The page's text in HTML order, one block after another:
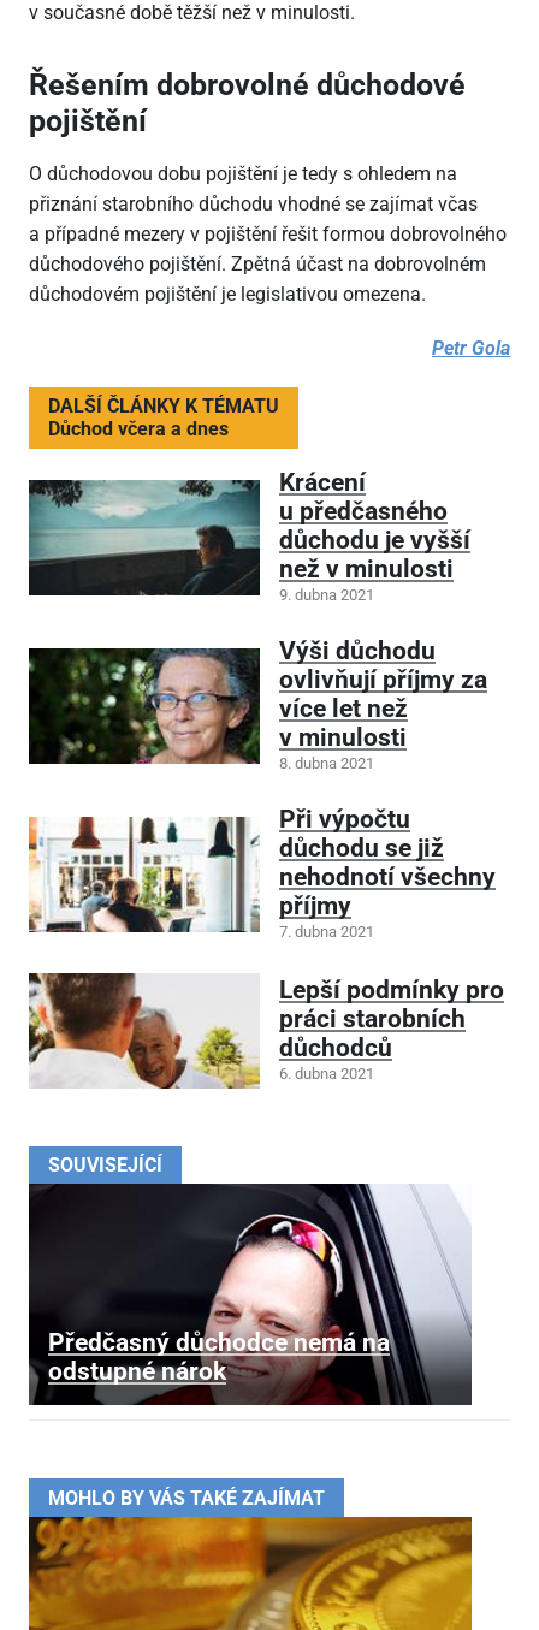
SOUVISEJÍCÍ
Předčasný důchodce nemá na
odstupné nárok
v současné době těžší než v minulosti.
Řešením dobrovolné důchodové
pojištění
O důchodovou dobu pojištění je tedy s ohledem na
přiznání starobního důchodu vhodné se zajímat včas
a případné mezery v pojištění řešit formou dobrovolného
důchodového pojištění. Zpětná účast na dobrovolném
důchodovém pojištění je legislativou omezena.
Petr Gola
DALŠÍ ČLÁNKY K TÉMATU
Důchod včera a dnes
Krácení
u předčasného
důchodu je vyšší
než v minulosti
9. dubna 2021
Výši důchodu
ovlivňují příjmy za
více let než
v minulosti
8. dubna 2021
Při výpočtu
důchodu se již
nehodnotí všechny
příjmy
7. dubna 2021
Lepší podmínky pro
práci starobních
důchodců
6. dubna 2021
MOHLO BY VÁS TAKÉ ZAJÍMAT